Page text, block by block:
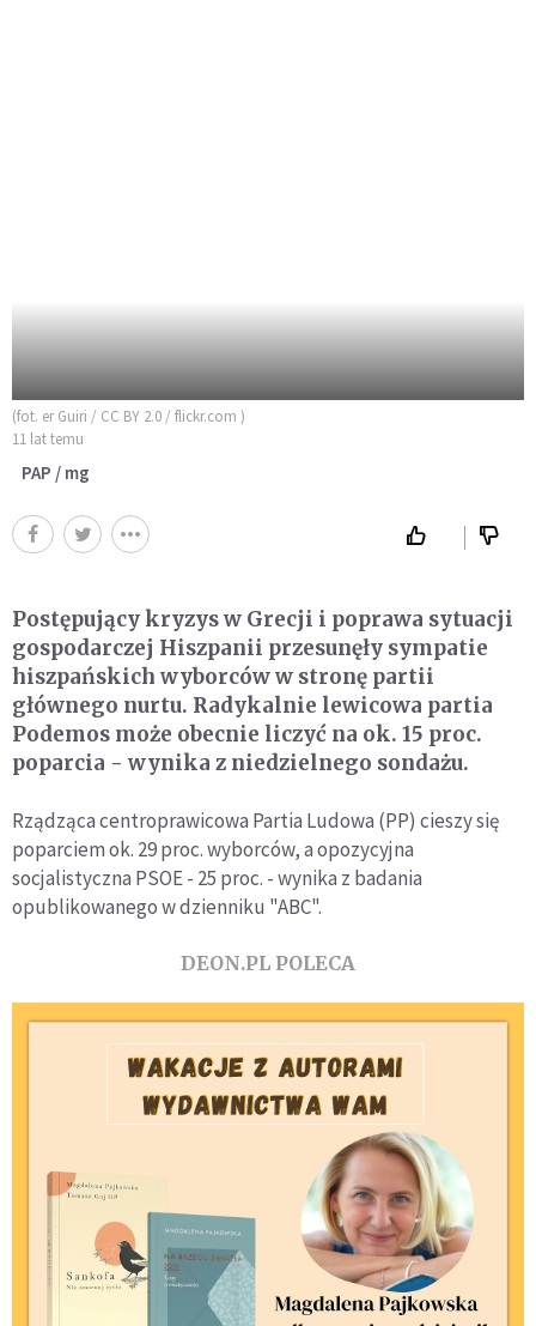
(fot. er Guiri / CC BY 2.0 / flickr.com )
11 lat temu
PAP / mg
Postępujący kryzys w Grecji i poprawa sytuacji
gospodarczej Hiszpanii przesunęły sympatie
hiszpańskich wyborców w stronę partii
głównego nurtu. Radykalnie lewicowa partia
Podemos może obecnie liczyć na ok. 15 proc.
poparcia - wynika z niedzielnego sondażu.
Rządząca centroprawicowa Partia Ludowa (PP) cieszy się
poparciem ok. 29 proc. wyborców, a opozycyjna
socjalistyczna PSOE - 25 proc. - wynika z badania
opublikowanego w dzienniku "ABC".
DEON.PL POLECA